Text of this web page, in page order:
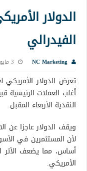
الدولار
الفيدرالي
NC Marketing 3 مايو, 2022 9:55 م
تعرض الدولار
أغلب العملات الرئيسية
النقدية الأربعاء المقبل.
ويقف الدولار عاجزا عن
لأن المستثمرين في
أساس، مما يضعف الأثر
الأمريكي.